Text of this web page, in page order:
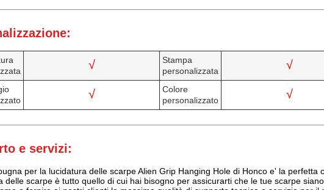
√
Stampa
personalizzata
√
√
Colore
personalizzato
√
e servizi:
per la lucidatura delle scarpe Alien Grip Hanging Hole di Honco e' la perfetta
delle scarpe è tutto quello di cui hai bisogno per assicurarti che le tue scarpe siano